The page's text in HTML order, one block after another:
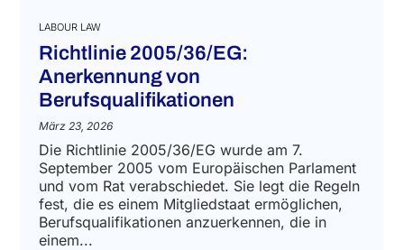
LABOUR LAW
Richtlinie 2005/36/EG:
Anerkennung von
Berufsqualifikationen
März 23, 2026
Die Richtlinie 2005/36/EG wurde am 7.
September 2005 vom Europäischen Parlament
und vom Rat verabschiedet. Sie legt die Regeln
fest, die es einem Mitgliedstaat ermöglichen,
Berufsqualifikationen anzuerkennen, die in
einem...